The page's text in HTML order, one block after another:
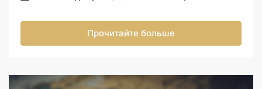
Прочитайте больше